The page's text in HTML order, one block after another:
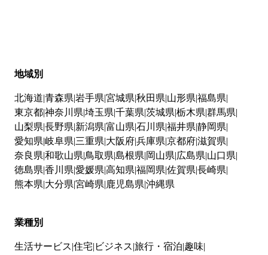
地域別
北海道 青森県 岩手県 宮城県 秋田県 山形県 福島県
東京都神奈川県 埼玉県 千葉県 茨城県 栃木県 群馬県
山梨県 長野県 新潟県 富山県 石川県 福井県 静岡県
愛知県 岐阜県 三重県 大阪府兵庫県 京都府滋賀県
奈良県 和歌山県 鳥取県 島根県 岡山県 広島県 山口県
徳島県 香川県 愛媛県 高知県 福岡県 佐賀県 長崎県
熊本県 大分県 宮崎県 鹿児島県 沖縄県
業種別
生活サービス 住宅 ビジネス 旅行・宿泊 趣味